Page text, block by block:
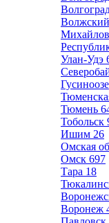
Волжский
Улан-Удэ
Тюмень
Тобольск
Ишим 26
Омская
Омск 697
Тара 18
Воронеж